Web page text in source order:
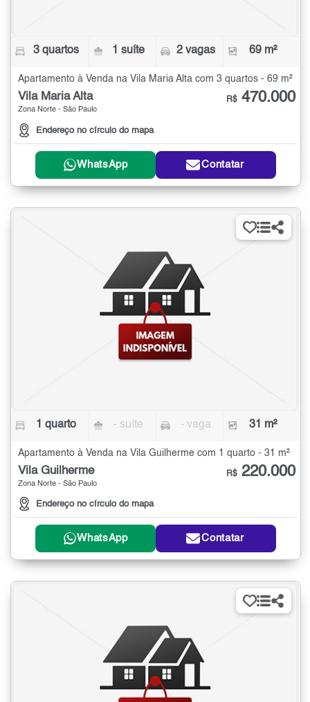
3 quartos 1 suíte 2 vagas 69 m²
Apartamento à Venda na Vila Maria Alta com 3 quartos - 69 m²
Vila Maria Alta
Zona Norte - São Paulo
Endereço no círculo do mapa
R$ 470.000
WhatsApp Contatar
1 quarto - suíte - vaga 31 m²
Apartamento à Venda na Vila Guilherme com 1 quarto - 31 m²
Vila Guilherme
Zona Norte - São Paulo
Endereço no círculo do mapa
R$ 220.000
WhatsApp Contatar